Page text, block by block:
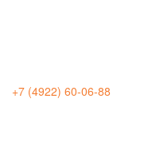
+7 (4922) 60-06-88